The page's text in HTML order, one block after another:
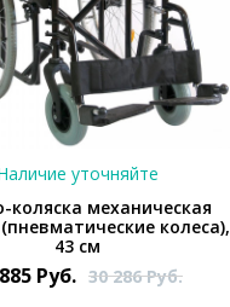
уточняйте
коляска механическая
(пневматические колеса),
43 см
Руб. 30 286Руб.